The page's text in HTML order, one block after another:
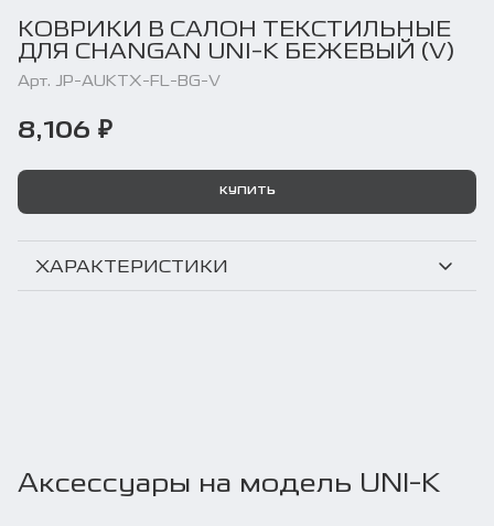
КОВРИКИ В САЛОН ТЕКСТИЛЬНЫЕ
ДЛЯ CHANGAN UNI-K БЕЖЕВЫЙ (V)
Арт. JP-AUKTX-FL-BG-V
8,106 ₽
КУПИТЬ
ХАРАКТЕРИСТИКИ
Аксессуары на модель UNI-K